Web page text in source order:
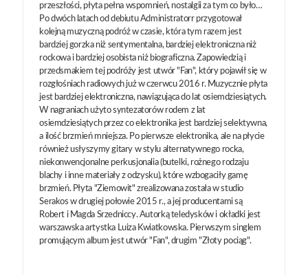
przeszłości, płyta pełna wspomnień, nostalgii za tym co było…
Po dwóch latach od debiutu Administratorr przygotował
kolejną muzyczną podróż w czasie, która tym razem jest
bardziej gorzka niż sentymentalna, bardziej elektroniczna niż
rockowa i bardziej osobista niż biograficzna. Zapowiedzią i
przedsmakiem tej podróży jest utwór "Fan", który pojawił się w
rozgłośniach radiowych już w czerwcu 2016 r. Muzycznie płyta
jest bardziej elektroniczna, nawiązująca do lat osiemdziesiątych.
W nagraniach użyto syntezatorów rodem z lat
osiemdziesiątych przez co elektronika jest bardziej selektywna,
a ilość brzmień mniejsza. Po pierwsze elektronika, ale na płycie
również usłyszymy gitary w stylu alternatywnego rocka,
niekonwencjonalne perkusjonalia (butelki, rożnego rodzaju
blachy i inne materiały z odzysku), które wzbogaciły gamę
brzmień. Płyta "Ziemowit" zrealizowana została w studio
Serakos w drugiej połowie 2015 r., a jej producentami są
Robert i Magda Srzedniccy. Autorką teledysków i okładki jest
warszawska artystka Luiza Kwiatkowska. Pierwszym singlem
promującym album jest utwór "Fan", drugim "Złoty pociąg".